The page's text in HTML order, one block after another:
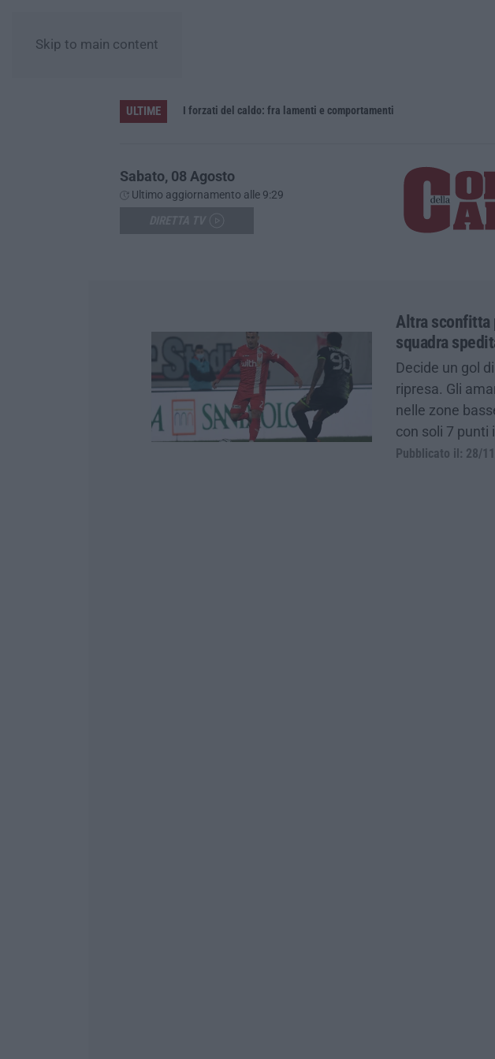
Skip to main content
ULTIME
Vinitaly and the City sbarca a Reggio Calabria: due giorni tra vino, cooking show e concerti – FOTO I forzati del caldo: fra lamenti e comportamenti
Sabato, 08 Agosto
Ultimo aggiornamento alle 9:29
Altra sconfitta
squadra
Decide un gol
ripresa. Gli
nelle zone
con soli 7 punti
Pubblicato il: 28/